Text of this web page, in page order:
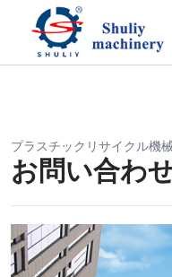
プラスチックリサイクル機
お問い合わ